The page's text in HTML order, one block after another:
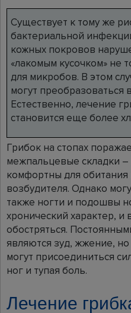
Существует к тому же
бактериальной
кожных покровов
«лакомым кусочком» не
для микробов. В этом
могут преобразоваться
Естественно, лечение
становится еще более
Грибок на стопах
межпальцевые складки
комфортны для
возбудителя. Однако
также ногти и подошвы
хронический характер,
обостряться.
являются зуд, жжение,
могут присоединиться
ног и тупая боль.
Лечение